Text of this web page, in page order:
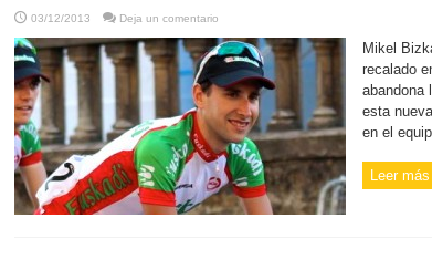
03/12/2013 Deja un comentario
Mikel
recalado
abandona
esta
en el
Leer